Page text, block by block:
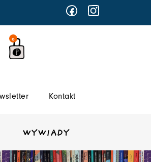
0
Kontakt
WYWIADY